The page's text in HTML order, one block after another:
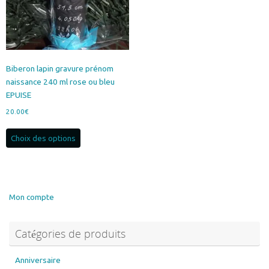
sur
la
page
du
produit
Biberon lapin gravure prénom
naissance 240 ml rose ou bleu
EPUISE
20.00€
Choix des options
être
choisies
Mon compte
Catégories de produits
Anniversaire